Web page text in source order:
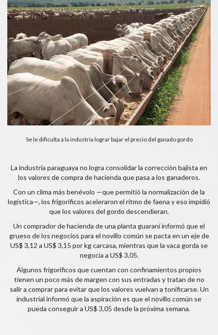
Se le dificulta a la industria lograr bajar el precio del ganado gordo
La industria paraguaya no logra consolidar la corrección bajista en
los valores de compra de hacienda que pasa a los ganaderos.
Con un clima más benévolo —que permitió la normalización de la
logística—, los frigoríficos aceleraron el ritmo de faena y eso impidió
que los valores del gordo descendieran.
Un comprador de hacienda de una planta guaraní informó que el
grueso de los negocios para el novillo común se pacta en un eje de
US$ 3,12 a US$ 3,15 por kg carcasa, mientras que la vaca gorda se
negocia a US$ 3,05.
Algunos frigoríficos que cuentan con confinamientos propios
tienen un poco más de margen con sus entradas y tratan de no
salir a comprar para evitar que los valores vuelvan a tonificarse. Un
industrial informó que la aspiración es que el novillo común se
pueda conseguir a US$ 3,05 desde la próxima semana.